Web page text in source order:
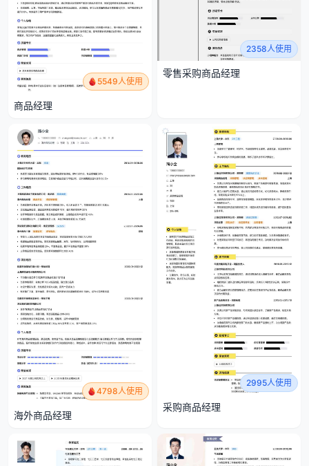
5549人使用
商品经理
2358人使用
零售采购商品经理
4798人使用
海外商品经理
2995人使用
采购商品经理